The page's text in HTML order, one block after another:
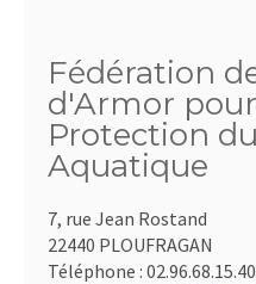
Fédération
d'Armor
Protection
Aquatique
7, rue Jean Rostand
22440 PLOUFRAGAN
Téléphone : 02.96.68.15.40